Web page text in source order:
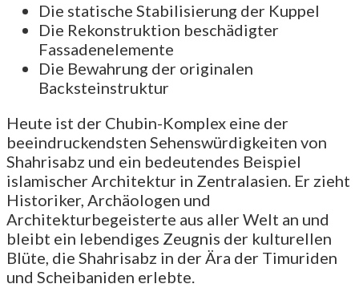
Die statische Stabilisierung der Kuppel
Die Rekonstruktion beschädigter
Fassadenelemente
Die Bewahrung der originalen
Backsteinstruktur
Heute ist der Chubin-Komplex eine der
beeindruckendsten Sehenswürdigkeiten von
Shahrisabz und ein bedeutendes Beispiel
islamischer Architektur in Zentralasien. Er zieht
Historiker, Archäologen und
Architekturbegeisterte aus aller Welt an und
bleibt ein lebendiges Zeugnis der kulturellen
Blüte, die Shahrisabz in der Ära der Timuriden
und Scheibaniden erlebte.